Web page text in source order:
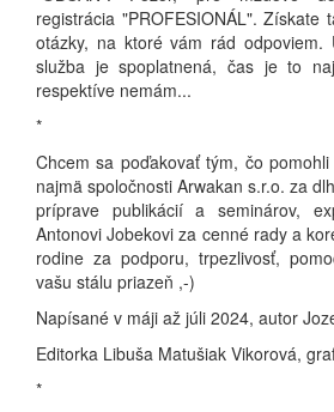
registrácia "PROFESIONÁL". Získate
otázky, na ktoré vám rád odpoviem.
služba je spoplatnená, čas je to
respektíve nemám...
*
Chcem sa poďakovať tým, čo
najmä spoločnosti Arwakan s.r.o. za
príprave publikácií a seminárov,
Antonovi Jobekovi za cenné rady a
rodine za podporu, trpezlivosť,
vašu stálu priazeň ,-)
Napísané v máji až júli 2024, autor
Editorka Libuša Matušiak Vikorová,
*